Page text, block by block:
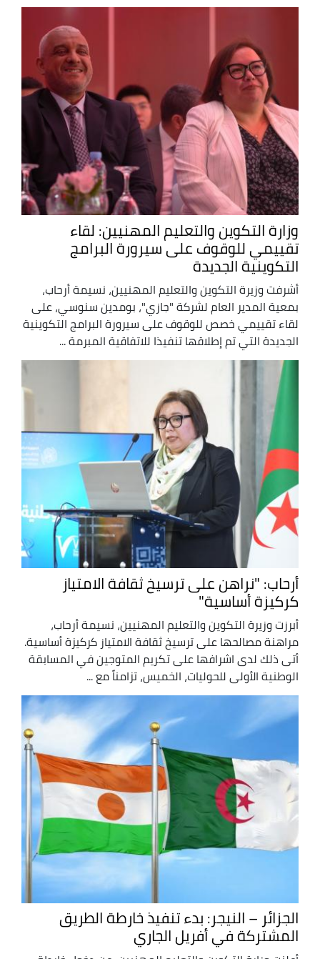
وزارة التكوين والتعليم المهنيين: لقاء
تقييمي للوقوف على سيرورة البرامج
التكوينية الجديدة
أشرفت وزيرة التكوين والتعليم المهنيين، نسيمة أرحاب،
بمعية المدير العام لشركة "جازي"، بومدين سنوسي، على
لقاء تقييمي خصص للوقوف على سيرورة البرامج التكوينية
الجديدة التي تم إطلاقها تنفيذا للاتفاقية المبرمة ...
أرحاب: "نراهن على ترسيخ ثقافة الامتياز
كركيزة أساسية"
أبرزت وزيرة التكوين والتعليم المهنيين، نسيمة أرحاب،
مراهنة مصالحها على ترسيخ ثقافة الامتياز كركيزة أساسية.
أتى ذلك لدى اشرافها على تكريم المتوجين في المسابقة
الوطنية الأولى للحوليات، الخميس، تزامناً مع ...
الجزائر – النيجر: بدء تنفيذ خارطة الطريق
المشتركة في أفريل الجاري